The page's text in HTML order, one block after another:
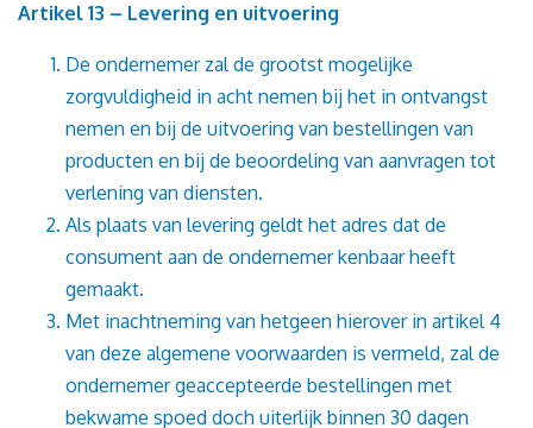
Artikel 13 – Levering en uitvoering
De ondernemer zal de grootst mogelijke
zorgvuldigheid in acht nemen bij het in ontvangst
nemen en bij de uitvoering van bestellingen van
producten en bij de beoordeling van aanvragen tot
verlening van diensten.
Als plaats van levering geldt het adres dat de
consument aan de ondernemer kenbaar heeft
gemaakt.
Met inachtneming van hetgeen hierover in artikel 4
van deze algemene voorwaarden is vermeld, zal de
ondernemer geaccepteerde bestellingen met
bekwame spoed doch uiterlijk binnen 30 dagen